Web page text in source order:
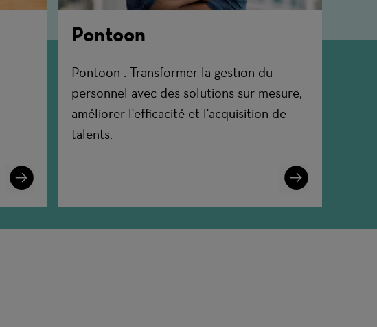
Learn
More
Pontoon
Pontoon : Transformer la gestion du
personnel avec des solutions sur mesure,
améliorer l'efficacité et l'acquisition de
talents.
Learn
More